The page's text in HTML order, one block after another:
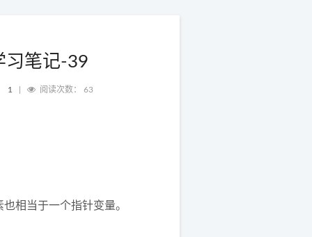
习笔记-39
1 阅读次数： 63
相当于一个指针变量。